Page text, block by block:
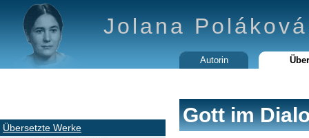
Jolana Poláková
Autorin
Übersetzte Werke
Gott im